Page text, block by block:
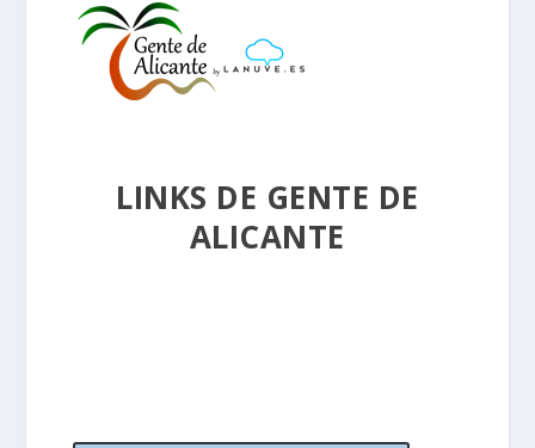
LINKS DE GENTE DE
ALICANTE